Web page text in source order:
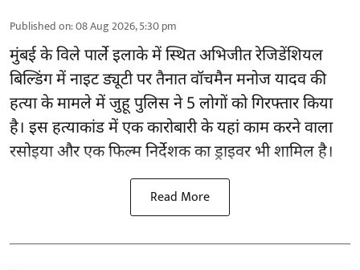
Published on:08 Aug 2026, 5:30 pm
मुंबई के विले पार्ले इलाके में स्थित अभिजीत रेजिडेंशियल
बिल्डिंग में नाइट ड्यूटी पर तैनात वॉचमैन मनोज यादव की
हत्या के मामले में जुहू पुलिस ने 5 लोगों को गिरफ्तार किया
है। इस हत्याकांड में एक कारोबारी के यहां काम करने वाला
रसोइया और एक फिल्म निर्देशक का ड्राइवर भी शामिल है।
Read More